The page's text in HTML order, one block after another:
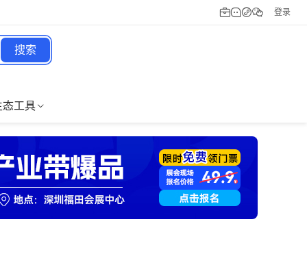
登录
搜索
态工具